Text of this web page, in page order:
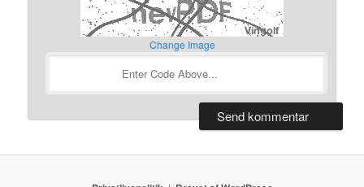
Change Image